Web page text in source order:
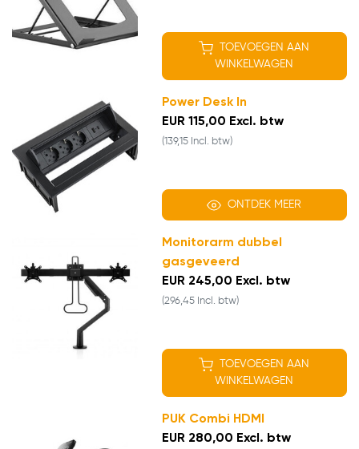
TOEVOEGEN AAN
WINKELWAGEN
Power Desk In
EUR 115,00 Excl. btw
(139,15 Incl. btw)
ONTDEK MEER
Monitorarm dubbel
gasgeveerd
EUR 245,00 Excl. btw
(296,45 Incl. btw)
TOEVOEGEN AAN
WINKELWAGEN
PUK Combi HDMI
EUR 280,00 Excl. btw